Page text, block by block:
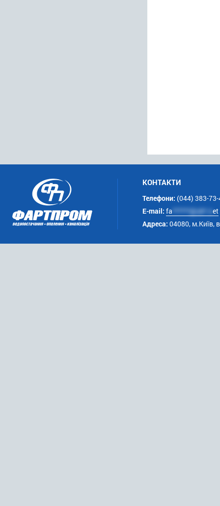
КОНТАКТИ
Телефони: (044) 383-
E-mail: fa ******@uk*.net
Адреса: 04080, м.Київ,